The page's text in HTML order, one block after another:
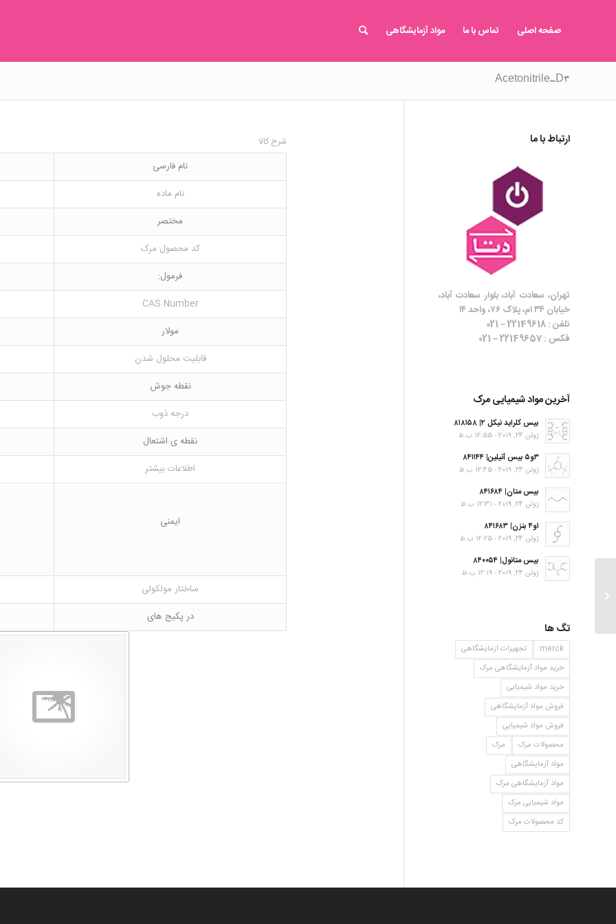
صفحه اصلی تماس با ما مواد آزمایشگاهی
Acetonitrile-D3
شرح کالا
نام فارسی
نام ماده
مختصر
کد محصول مرک
فرمول:
CAS Number
مولار
قابلیت محلول شدن
نقطه جوش
درجه ذوب
نقطه ی اشتعال
اطلاعات بیشتر
ایمنی
ساختار مولکولی
در پکیج های
ارتباط با ما
تهران، سعادت آباد، بلوار سعادت آباد،
خیابان ۳۴ ام، پلاک ۷۶، واحد ۱۴
تلفن : 22149618 – 021
فکس : 22149657 – 021
آخرین مواد شیمیایی مرک
بیس کلراید نیکل ۲| ۸۱۸۱۵۸
ژوئن 24, 2019 - 12:55 ب.ظ
۳و۵ بیس آنیلین| ۸۴۱۱۴۴
ژوئن 24, 2019 - 12:45 ب.ظ
بیس متان| ۸۴۱۶۸۴
ژوئن 24, 2019 - 12:31 ب.ظ
۱و۴ بنزن| ۸۴۱۶۸۳
ژوئن 24, 2019 - 12:25 ب.ظ
بیس متانول| ۸۴۰۰۵۴
ژوئن 24, 2019 - 12:19 ب.ظ
تگ ها
merck
تجهیزات ازمایشگاهی
خرید مواد آزمایشگاهی مرک
خرید مواد شیمیایی
فروش مواد آزمایشگاهی
فروش مواد شیمیایی
محصولات مرک
مرک
مواد آزمایشگاهی
مواد آزمایشگاهی مرک
مواد شیمیایی مرک
کد محصولات مرک